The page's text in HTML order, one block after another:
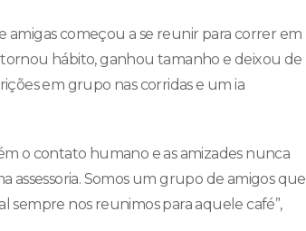
começou a se reunir para correr em
hábito, ganhou tamanho e deixou de
em grupo nas corridas e um ia
o contato humano e as amizades nunca
assessoria. Somos um grupo de amigos que
sempre nos reunimos para aquele café”,